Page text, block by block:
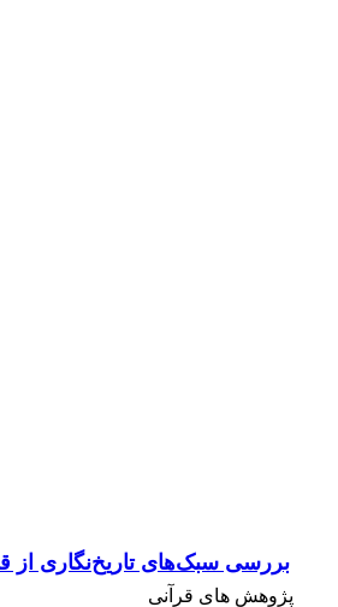
بررسی سبک‌های تاریخ‌نگاری از
پژوهش های قرآنی